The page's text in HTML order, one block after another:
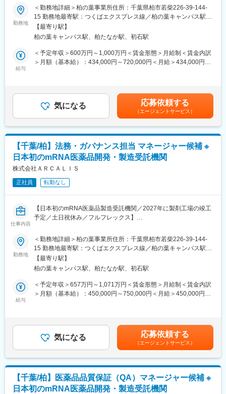
■組織体制
市川ディストリビューションセンターに所属し、倉庫オペレーシ
ョンチームの一員として業務を担当いただきます。
ーダーと連携しながら、物流品質の向上と安定供給の実現を目指
します。
物流オペレーションの専門性を高めながら、
・サプライチェーンマネジメント
・物流改善／リーンシックスシグマ
・DX推進
・グローバルプロジェクト参画
など幅広いキャリア形成が可能です。
外資系企業ならではの環境の中で、英語力やデジタルスキルを伸
ばしながら市場価値の高い物流人材を目指すことができます。
■業務内容：
mRNA製品の製造および製造方法・試験方法の開発並びに技術移
管等の業務全般を担っていただきます。
※これまでのご経験に合わせてご担当いただきます。
◆原薬開発（製造）チーム
・技術移管および製造・製剤技術再現
・創薬支援事業における成果物の製造および品質試験レポートの
・製剤処方設計（剤型、施栓系、充填、凍結乾燥の検討、評価）
・製剤処方設計（剤型、施栓系、充填、凍結乾燥の検討、評価）
・LNP調製、バルク調製、充填、凍結乾燥、検査、包装を含む製
・南相馬工場設計に向けた技術評価（2026年製剤化工場竣工）
◆各チーム共通
・製造販売承認申請用データ取得およびCTD作成業務
・信頼性保証基準でのデータ取得及び文書作成
・試験室管理と業務改善
※南相馬工場への出張あり（技術移管等 繁忙期のみ週3日程度）
■ｍRNA医薬品について
メッセンジャーRNA（mRNA）医薬品・ワクチンは、mRNAを用
いて体内で特定のタンパク質を生成させ、感染症予防やがん治
ルス感染症をきっかけに実用化された新しいモダリティですが、
感染症分野だけでなく、希少疾患、がん、再生医療やゲノム編集
医療への応用まで幅広い用途での医薬品、ワクチンを狙った研究
開発がスタートしています。
■南相馬事業所（本社）について
「mRNA医薬品を、福島から世界へ」を合言葉に、最大で年間約
マイカー通勤が可能であり、借り上げ社宅制度や男性も含めた育
児休暇制度など、福利厚生も充実しています。
変更の範囲：会社の定める業務
勤務地
＜勤務地詳細＞柏の葉事業所住所：千葉県柏市若柴226-39-144-
15 勤務地最寄駅：つくばエクスプレス線／柏の葉キャンパス駅受
動喫煙対策：屋内全面禁煙変更の範囲：会社の定める事業所
【最寄り駅】
柏の葉キャンパス駅、柏たなか駅、初石駅
給与
＜予定年収＞600万円～1,000万円＜賃金形態＞月給制＜賃金内訳
＞月額（基本給）：434,000円～720,000円＜月給＞434,000円～
可能性があります。月給(月額)は固定手当を含めた表記です。
気になる 応募依頼する
（エージェントサービス）
【千葉/柏】法務・ガバナンス担当 マネージャー候補 ※
日本初のmRNA医薬品開発・製造受託機関
株式会社ＡＲＣＡＬＩＳ
正社員 転勤なし
仕事内容
【日本初のmRNA医薬品製造受託機関／2027年に製剤工場の竣工
予定／土日祝休み／フルフレックス】
【仕事内容】
◆ 法務業務（メイン領域）
・契約書（和文・英文）のレビュー、ドラフト、交渉サポート
・新規事業や取引スキームにおける法的リスク評価
・各部門からの法律（契約）相談対応
・外部弁護士との連携および法務ガイドラインの整備
・法務領域の業務改善・体制構築
・押印管理などのコーポレート基盤整備
・コンプライアンス施策の企画・推進
・必要書類取りまとめ、状況報告書作成（定期報告） ・
◆ 会議体関連（※現時点では他部門が主担当）
・株主総会、取締役会、経営会議に関わる法務的サポートおよび
勤務地
＜勤務地詳細＞柏の葉事業所住所：千葉県柏市若柴226-39-144-
15 勤務地最寄駅：つくばエクスプレス線／柏の葉キャンパス駅受
動喫煙対策：屋内全面禁煙変更の範囲：会社の定める事業所
【最寄り駅】
柏の葉キャンパス駅、柏たなか駅、初石駅
給与
＜予定年収＞657万円～1,071万円＜賃金形態＞月給制＜賃金内訳
＞月額（基本給）：450,000円～750,000円＜月給＞450,000円～
ディション手当賃金はあくまでも目安の金額であり、選考を通じ
て上下する可能性があります。月給(月額)は固定手当を含めた表記
です。
気になる 応募依頼する
（エージェントサービス）
【千葉/柏】医薬品品質保証（QA）マネージャー候補 ※
日本初のmRNA医薬品開発・製造受託機関